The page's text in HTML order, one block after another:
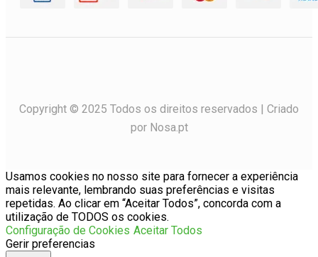
Copyright © 2025 Todos os direitos reservados | Criado
por Nosa.pt
Usamos cookies no nosso site para fornecer a experiência
mais relevante, lembrando suas preferências e visitas
repetidas. Ao clicar em “Aceitar Todos”, concorda com a
utilização de TODOS os cookies.
Configuração de Cookies Aceitar Todos
Gerir preferencias